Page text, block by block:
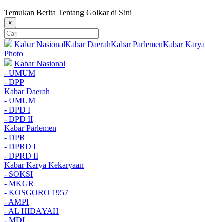
Temukan Berita Tentang Golkar di Sini
×
Kabar NasionalKabar DaerahKabar ParlemenKabar
Photo
Kabar Nasional
- UMUM
- DPP
Kabar Daerah
- UMUM
- DPD I
- DPD II
Kabar Parlemen
- DPR
- DPRD I
- DPRD II
Kabar Karya Kekaryaan
- SOKSI
- MKGR
- KOSGORO 1957
- AMPI
- AL HIDAYAH
- MDI